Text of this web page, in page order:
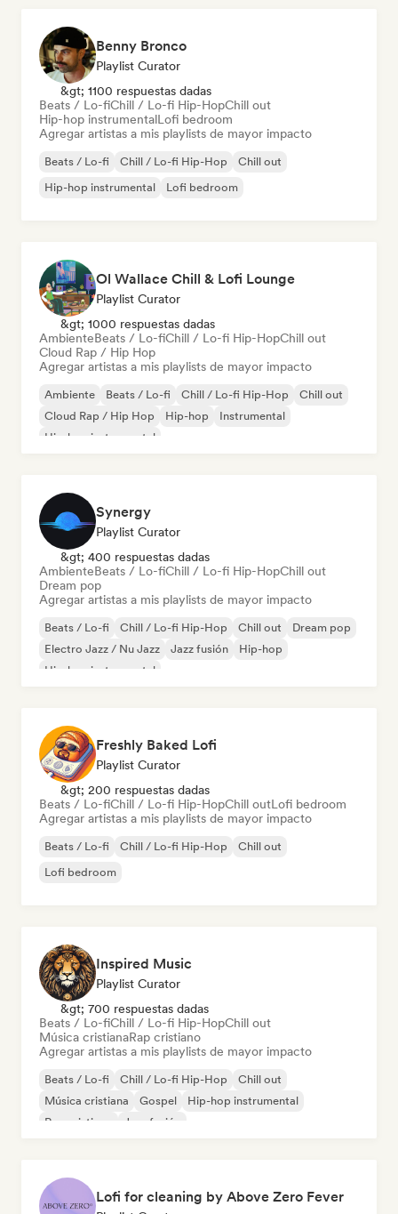
Benny Bronco
Playlist Curator
&gt; 1100 respuestas dadas
Beats / Lo-fiChill / Lo-fi Hip-HopChill out
Hip-hop instrumentalLofi bedroom
Agregar artistas a mis playlists de mayor impacto
Beats / Lo-fi Chill / Lo-fi Hip-Hop
Chill out
Hip-hop instrumental
Lofi bedroom
Ol Wallace Chill & Lofi Lounge
Playlist Curator
&gt; 1000 respuestas dadas
AmbienteBeats / Lo-fiChill / Lo-fi Hip-HopChill out
Cloud Rap / Hip Hop
Agregar artistas a mis playlists de mayor impacto
Ambiente Beats / Lo-fi Chill / Lo-fi Hip-Hop
Chill out
Cloud Rap / Hip Hop
Hip-hop
Instrumental
Hip-hop instrumental
Synergy
Playlist Curator
&gt; 400 respuestas dadas
AmbienteBeats / Lo-fiChill / Lo-fi Hip-HopChill out
Dream pop
Agregar artistas a mis playlists de mayor impacto
Beats / Lo-fi Chill / Lo-fi Hip-Hop Chill out
Dream pop
Electro Jazz / Nu Jazz
Jazz fusión
Hip-hop
Hip-hop instrumental
Freshly Baked Lofi
Playlist Curator
&gt; 200 respuestas dadas
Beats / Lo-fiChill / Lo-fi Hip-HopChill outLofi bedroom
Agregar artistas a mis playlists de mayor impacto
Beats / Lo-fi Chill / Lo-fi Hip-Hop
Chill out
Lofi bedroom
Inspired Music
Playlist Curator
&gt; 700 respuestas dadas
Beats / Lo-fiChill / Lo-fi Hip-HopChill out
Música cristianaRap cristiano
Agregar artistas a mis playlists de mayor impacto
Beats / Lo-fi Chill / Lo-fi Hip-Hop
Chill out
Música cristiana
Gospel
Hip-hop instrumental
Rap cristiano
Jazz fusión
Lofi for cleaning by Above Zero Fever